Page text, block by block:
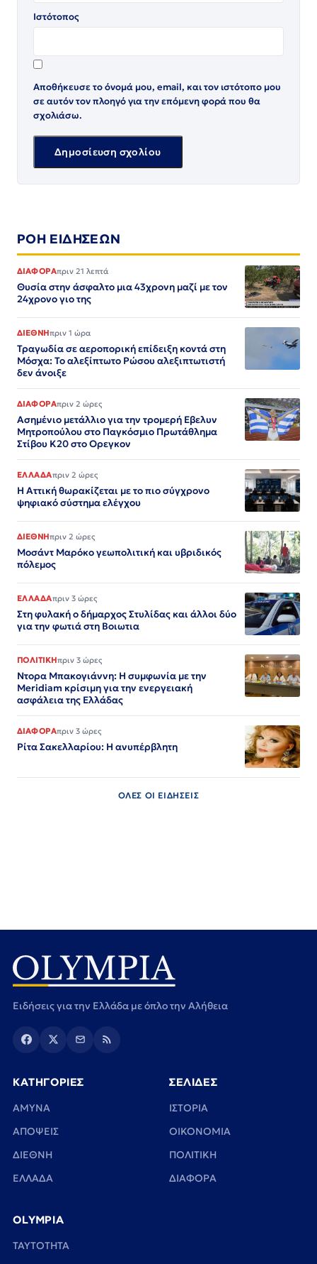
Ιστότοπος
Αποθήκευσε το όνομά μου, email, και τον ιστότοπο μου
σε αυτόν τον πλοηγό για την επόμενη φορά που θα
σχολιάσω.
ΡΟΗ ΕΙΔΗΣΕΩΝ
ΔΙΑΦΟΡΑπριν 21 λεπτά
Θυσία στην άσφαλτο μια 43χρονη μαζί με τον
24χρονο γιο της
ΔΙΕΘΝΗπριν 1 ώρα
Τραγωδία σε αεροπορική επίδειξη κοντά στη
Μόσχα: Το αλεξίπτωτο Ρώσου αλεξιπτωτιστή
δεν άνοιξε
ΔΙΑΦΟΡΑπριν 2 ώρες
Ασημένιο μετάλλιο για την τρομερή Εβελυν
Μητροπούλου στο Παγκόσμιο Πρωτάθλημα
Στίβου Κ20 στο Ορεγκον
ΕΛΛΑΔΑπριν 2 ώρες
Η Αττική θωρακίζεται με το πιο σύγχρονο
ψηφιακό σύστημα ελέγχου
ΔΙΕΘΝΗπριν 2 ώρες
Μοσάντ Μαρόκο γεωπολιτική και υβριδικός
πόλεμος
ΕΛΛΑΔΑπριν 3 ώρες
Στη φυλακή ο δήμαρχος Στυλίδας και άλλοι δύο
για την φωτιά στη Βοιωτια
ΠΟΛΙΤΙΚΗπριν 3 ώρες
Ντορα Μπακογιάννη: Η συμφωνία με την
Meridiam κρίσιμη για την ενεργειακή
ασφάλεια της Ελλάδας
ΔΙΑΦΟΡΑπριν 3 ώρες
Ρίτα Σακελλαρίου: Η ανυπέρβλητη
ΟΛΕΣ ΟΙ ΕΙΔΗΣΕΙΣ
Ειδήσεις για την Ελλάδα με όπλο την Αλήθεια
ΚΑΤΗΓΟΡΙΕΣ
ΑΜΥΝΑ
ΑΠΟΨΕΙΣ
ΔΙΕΘΝΗ
ΕΛΛΑΔΑ
ΣΕΛΙΔΕΣ
ΙΣΤΟΡΙΑ
ΟΙΚΟΝΟΜΙΑ
ΠΟΛΙΤΙΚΗ
ΔΙΑΦΟΡΑ
OLYMPIA
TAYTOTHTA